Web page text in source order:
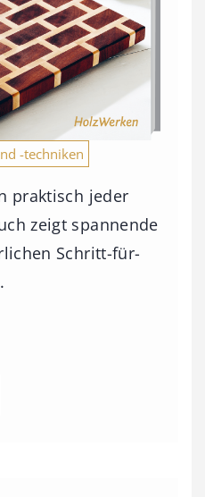
-techniken
praktisch jeder
zeigt spannende
Schritt-für-